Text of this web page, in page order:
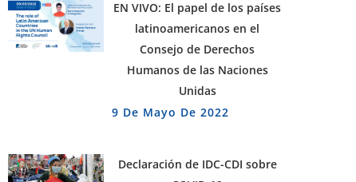
EN VIVO: El papel de los países
latinoamericanos en el
Consejo de Derechos
Humanos de las Naciones
Unidas
9 De Mayo De 2022
Declaración de IDC-CDI sobre